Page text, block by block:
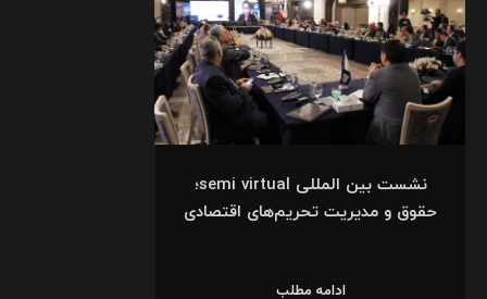
نشست بین المللی semi virtual؛
حقوق و مدیریت تحریم‌های اقتصادی
ادامه مطلب